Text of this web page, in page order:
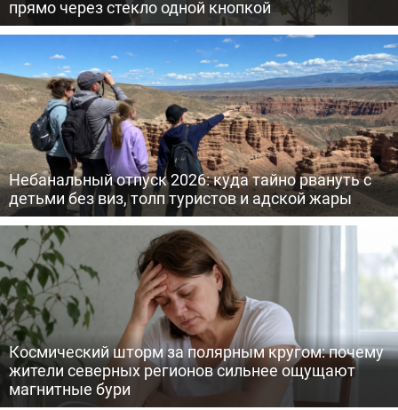
прямо через стекло одной кнопкой
Небанальный отпуск 2026: куда тайно рвануть с
детьми без виз, толп туристов и адской жары
Космический шторм за полярным кругом: почему
жители северных регионов сильнее ощущают
магнитные бури